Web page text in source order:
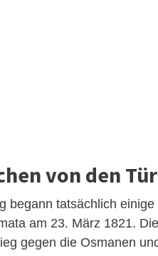
von den
begann tatsächlich
am 23. März 1821.
gegen die Osmanen